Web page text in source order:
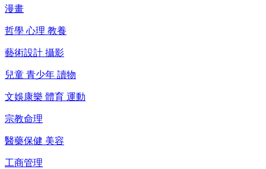
漫畫
哲學 心理 教養
藝術設計 攝影
兒童 青少年 讀物
文娛康樂 體育 運動
宗教命理
醫藥保健 美容
工商管理